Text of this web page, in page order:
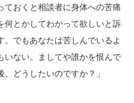
ておくと相談者に身体への苦痛
何とかしてわかって欲しいと訴
。でもあなたは苦しんでいるよ
いない。ましてや誰かを恨んで
どうしたいのですか？」